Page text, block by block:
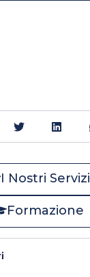
I Nostri Servizi
Formazione